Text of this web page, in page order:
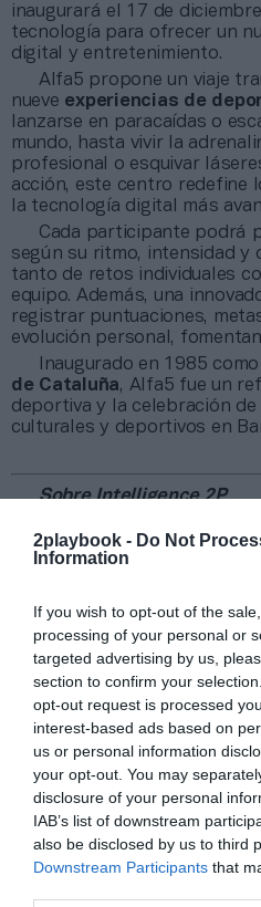
2playbook - Do Not
Information
If you wish to opt-out of the
processing of your personal or
targeted advertising by us,
section to confirm your
opt-out request is processed
interest-based ads based on
us or personal information
your opt-out. You may
disclosure of your personal
IAB’s list of downstream
also be disclosed by us to third
Downstream Participants that
inaugurará el 17 de
tecnología para ofrecer un
digital y entretenimiento.
Alfa5 propone un viaje
nueve experiencias de
lanzarse en paracaídas o
mundo, hasta vivir la
profesional o esquivar
acción, este centro redefine
la tecnología digital más
Cada participante podrá
según su ritmo, intensidad y
tanto de retos individuales
equipo. Además, una
registrar puntuaciones,
evolución personal,
Inaugurado en 1985 como
de Cataluña, Alfa5 fue un
deportiva y la celebración de
culturales y deportivos en
Sobre Intelligence 2P
inteligencia de mercado de
de datos monitoriza en
y un mapa con más de
indexados. Si quieres más
nosotros a través de
Añadir2Playbookcomo
de forma gratuita
Mantente informado con las
Compartir